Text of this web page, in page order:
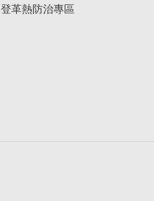
登革熱防治專區